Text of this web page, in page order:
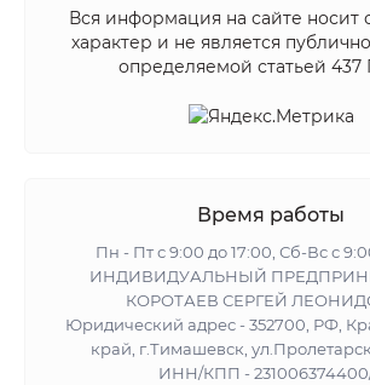
Вся информация на сайте носит
характер и не является
определяемой статьей 437
Время работы
Пн - Пт с 9:00 до 17:00, Сб-Вс с
ИНДИВИДУАЛЬНЫЙ
КОРОТАЕВ СЕРГЕЙ
Юридический адрес - 352700, РФ,
край, г.Тимашевск,
ИНН/КПП -